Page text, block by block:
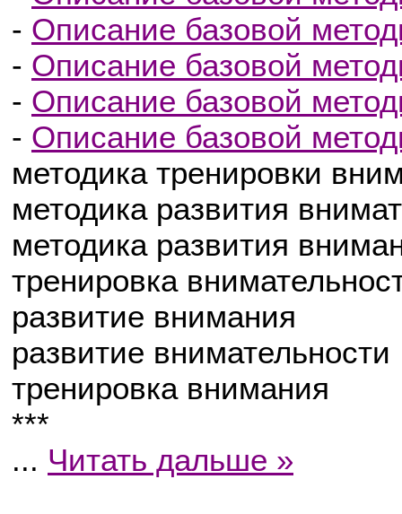
- Описание базовой
- Описание базовой
- Описание базовой
- Описание базовой
методика тренировки
методика развития
методика развития
тренировка
развитие внимания
развитие внимательности
тренировка внимания
***
... Читать дальше »